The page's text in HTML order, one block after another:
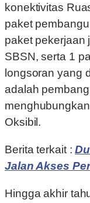
konektivitas
paket
paket pekerjaan
SBSN, serta 1
longsoran yang
adalah
Oksibil.
Berita terkait :
Jalan Akses
Hingga akhir